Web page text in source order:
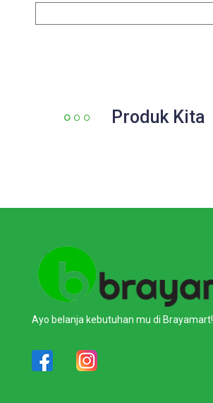
Produk Kita
Ayo belanja kebutuhan mu di Brayamart!